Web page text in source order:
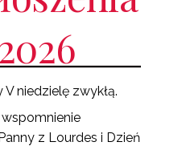
niedzielę zwykłą.
z Lourdes i Dzień